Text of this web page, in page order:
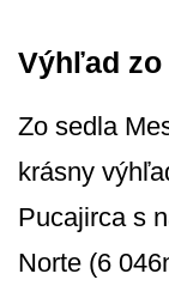
Výhľad zo
Zo sedla
krásny
Pucajirca s
Norte (6